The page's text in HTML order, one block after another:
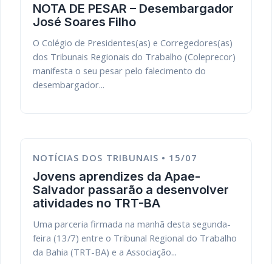
NOTA DE PESAR – Desembargador
José Soares Filho
O Colégio de Presidentes(as) e Corregedores(as)
dos Tribunais Regionais do Trabalho (Coleprecor)
manifesta o seu pesar pelo falecimento do
desembargador...
NOTÍCIAS DOS TRIBUNAIS • 15/07
Jovens aprendizes da Apae-
Salvador passarão a desenvolver
atividades no TRT-BA
Uma parceria firmada na manhã desta segunda-
feira (13/7) entre o Tribunal Regional do Trabalho
da Bahia (TRT-BA) e a Associação...